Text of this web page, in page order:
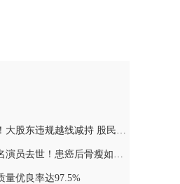
交易所出手了！大股东违规越线减持 股民炸锅 世界快消息
又一位73岁著名演员去世！患癌后骨瘦如柴，最后露面照曝光让人唏嘘
量优良率达97.5%